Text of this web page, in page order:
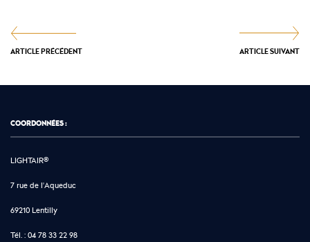
ARTICLE PRÉCÉDENT ARTICLE SUIVANT
COORDONNÉES :
LIGHTAIR®
7 rue de l'Aqueduc
69210 Lentilly
Tél. : 04 78 33 22 98